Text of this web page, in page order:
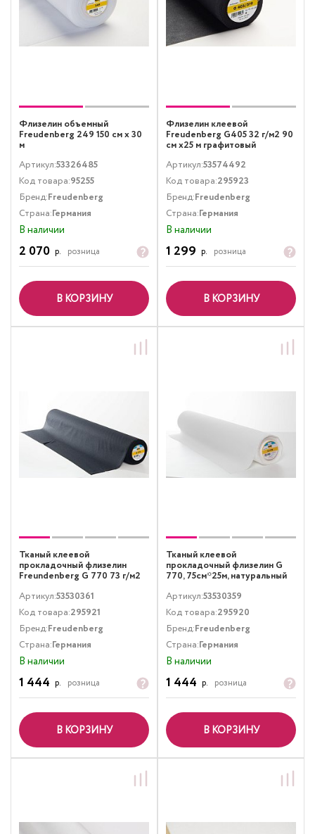
Флизелин объемный
Freudenberg 249 150 см х 30
м
Артикул:53326485
Код товара:95255
Бренд:Freudenberg
Страна:Германия
В наличии
2 070 р. розница
В КОРЗИНУ
Флизелин клеевой
Freudenberg G405 32 г/м2 90
см х25 м графитовый
Артикул:53574492
Код товара:295923
Бренд:Freudenberg
Страна:Германия
В наличии
1 299 р. розница
В КОРЗИНУ
Тканый клеевой
прокладочный флизелин
Freundenberg G 770 73 г/м2
Артикул:53530361
Код товара:295921
Бренд:Freudenberg
Страна:Германия
В наличии
1 444 р. розница
В КОРЗИНУ
Тканый клеевой
прокладочный флизелин G
770, 75см*25м, натуральный
Артикул:53530359
Код товара:295920
Бренд:Freudenberg
Страна:Германия
В наличии
1 444 р. розница
В КОРЗИНУ